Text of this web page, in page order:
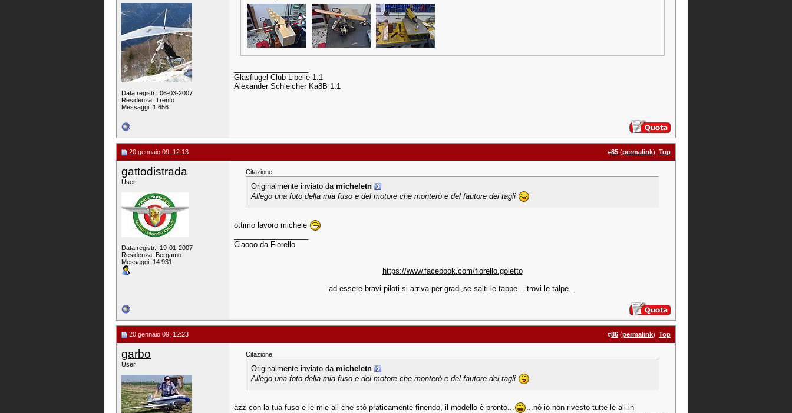
Data registr.: 06-03-2007
Residenza: Trento
Messaggi: 1.656
Glasflugel Club Libelle 1:1
Alexander Schleicher Ka8B 1:1
20 gennaio 09, 12:13 #85 (permalink) Top
gattodistrada
User
Data registr.: 19-01-2007
Residenza: Bergamo
Messaggi: 14.931
Citazione:
Originalmente inviato da micheletn
Allego una foto della mia fuso e del motore che monterò e del fautore dei tagli
ottimo lavoro michele
Ciaooo da Fiorello.
https://www.facebook.com/fiorello.goletto
ad essere bravi piloti si arriva per gradi,se salti le tappe... trovi le talpe...
20 gennaio 09, 12:23 #86 (permalink) Top
garbo
User
Citazione:
Originalmente inviato da micheletn
Allego una foto della mia fuso e del motore che monterò e del fautore dei tagli
azz con la tua fuso e le mie ali che stò praticamente finendo, il modello è pronto...
...nò io non rivesto tutte le ali in